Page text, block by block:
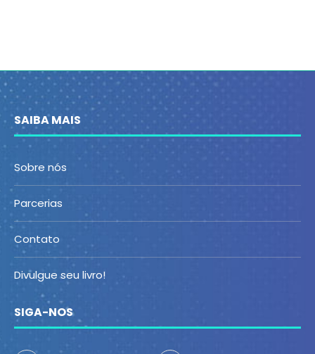
SAIBA MAIS
Sobre nós
Parcerias
Contato
Divulgue seu livro!
SIGA-NOS